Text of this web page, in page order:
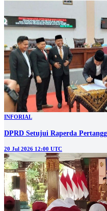
INFORIAL
DPRD Setujui Raperda
20 Jul 2026 12:00 UTC